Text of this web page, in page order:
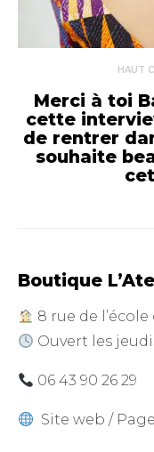
HAUT
Merci à toi
cette
de rentrer
souhaite
Boutique
8 rue de
Ouvert les
06 43 90 26 29
Site web /